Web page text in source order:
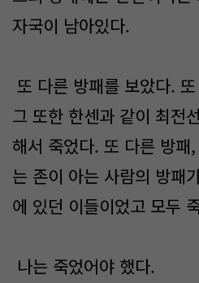
자국이 남아있다.
또 다른 방패를 보았다.
그 또한 한센과 같이 최전
해서 죽었다. 또 다른 방패
는 존이 아는 사람의 방패
에 있던 이들이었고 모두
나는 죽었어야 했다.